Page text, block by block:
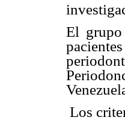
El grupo
Los